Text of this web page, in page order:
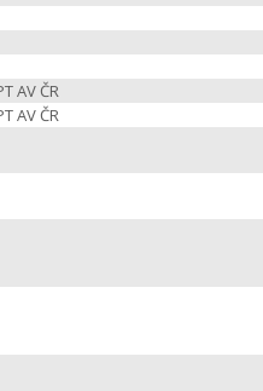
AV ČR
AV ČR